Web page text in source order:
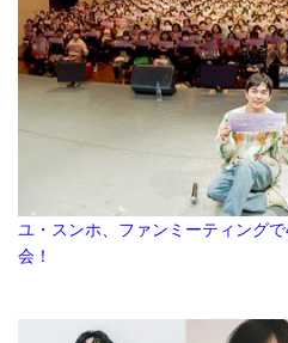
ユ・スンホ、ファンミーティング
会！